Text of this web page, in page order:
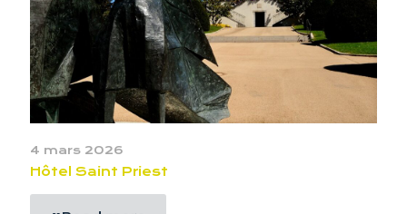
4 mars 2026
Hôtel Saint Priest